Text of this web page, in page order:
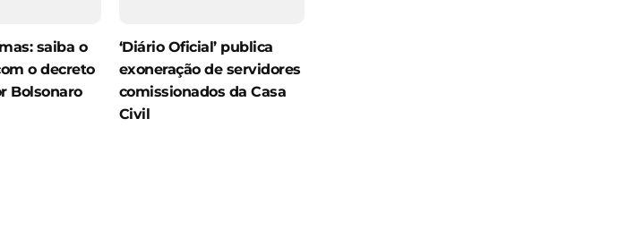
saiba o
o decreto
Bolsonaro
‘Diário Oficial’ publica
exoneração de servidores
comissionados da Casa
Civil